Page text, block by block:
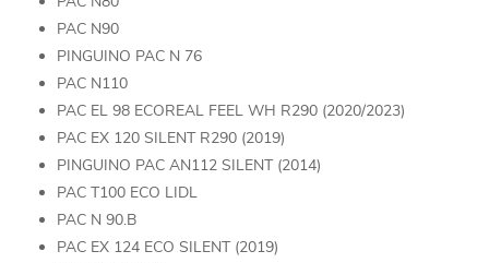
PAC N90
PINGUINO PAC N 76
PAC N110
PAC EL 98 ECOREAL FEEL WH R290 (2020/2023)
PAC EX 120 SILENT R290 (2019)
PINGUINO PAC AN112 SILENT (2014)
PAC T100 ECO LIDL
PAC N 90.B
PAC EX 124 ECO SILENT (2019)